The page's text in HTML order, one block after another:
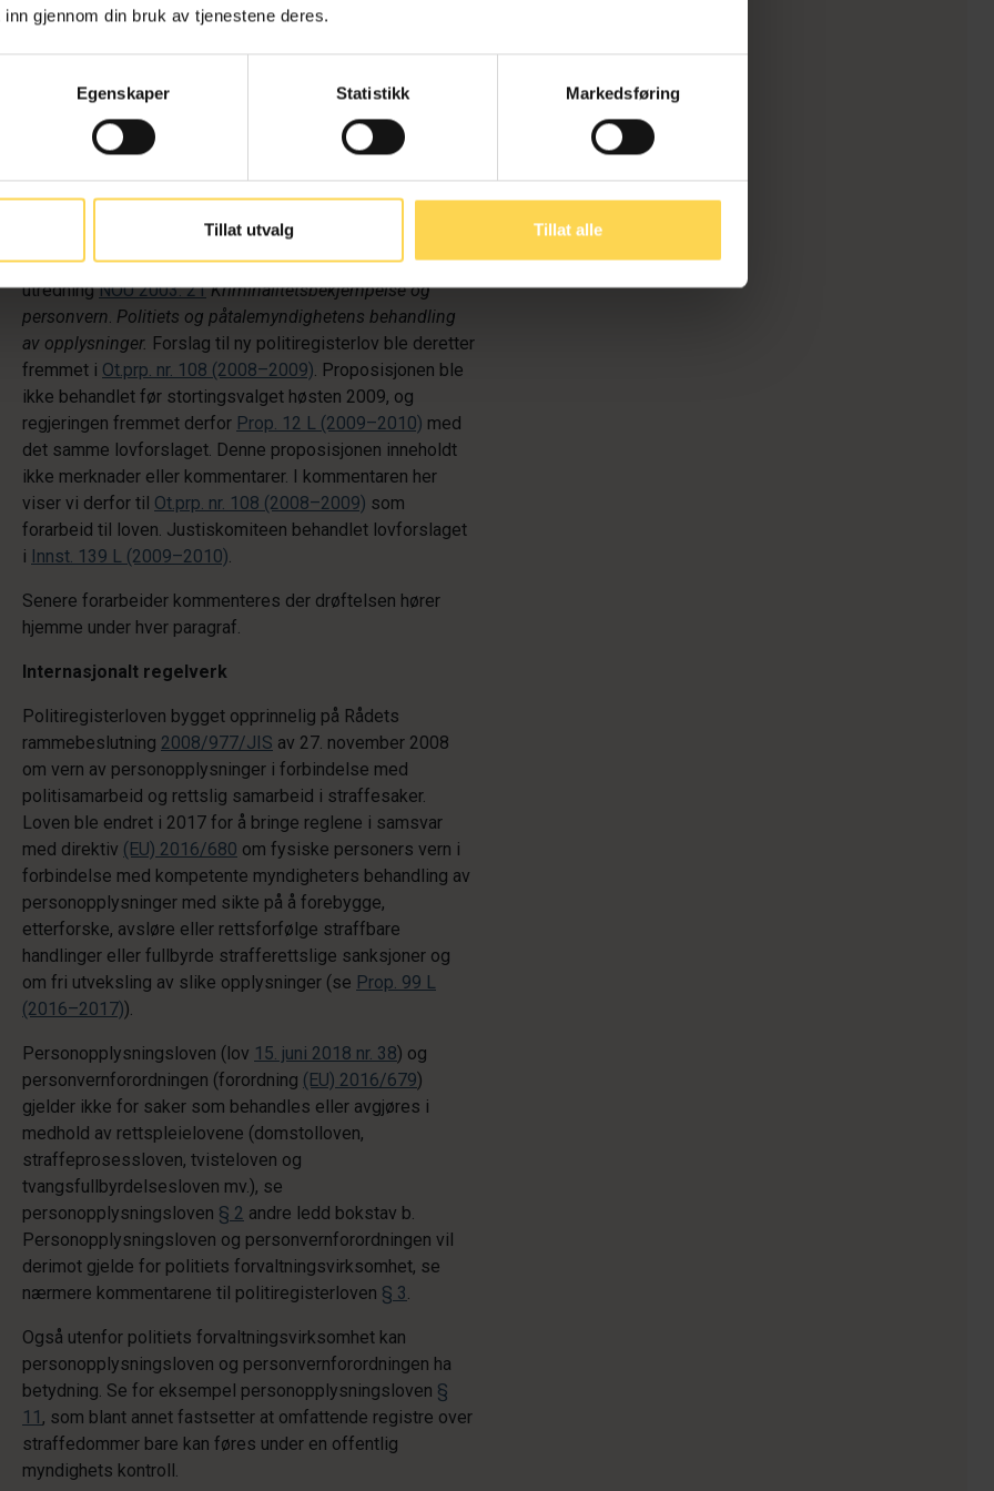
gjennom din bruk av tjenestene deres.
Egenskaper Statistikk Markedsføring
Tillat utvalg Tillat alle
strafferegistrering. Videre ble regler om taushetsplikt og
taushetsplikt ble endret for å tilpasse den til
politiregisterloven. Politiregisterloven førte også til en
rekke endringer i andre lover, som det fører for langt å gå
inn på her.
Loven ble forberedt av et offentlig utvalg, som fremla sin
utredningNOU 2003: 21 Kriminalitetsbekjempelse og
personvern. Politiets og påtalemyndighetens behandling
av opplysninger. Forslag til ny politiregisterlov ble deretter
fremmet i Ot.prp. nr. 108 (2008–2009). Proposisjonen ble
ikke behandlet før stortingsvalget høsten 2009, og
regjeringen fremmet derfor Prop. 12 L (2009–2010) med
det samme lovforslaget. Denne proposisjonen inneholdt
ikke merknader eller kommentarer. I kommentaren her
viser vi derfor til Ot.prp. nr. 108 (2008–2009) som
forarbeid til loven. Justiskomiteen behandlet lovforslaget
i Innst. 139 L (2009–2010).
Senere forarbeider kommenteres der drøftelsen hører
hjemme under hver paragraf.
Internasjonalt regelverk
Politiregisterloven bygget opprinnelig på Rådets
rammebeslutning 2008/977/JIS av 27. november 2008
om vern av personopplysninger i forbindelse med
politisamarbeid og rettslig samarbeid i straffesaker.
Loven ble endret i 2017 for å bringe reglene i samsvar
med direktiv (EU) 2016/680 om fysiske personers vern i
forbindelse med kompetente myndigheters behandling av
personopplysninger med sikte på å forebygge,
etterforske, avsløre eller rettsforfølge straffbare
handlinger eller fullbyrde strafferettslige sanksjoner og
om fri utveksling av slike opplysninger (se Prop. 99 L
(2016–2017)).
Personopplysningsloven (lov 15. juni 2018 nr. 38) og
personvernforordningen (forordning (EU) 2016/679)
gjelder ikke for saker som behandles eller avgjøres i
medhold av rettspleielovene (domstolloven,
straffeprosessloven, tvisteloven og
tvangsfullbyrdelsesloven mv.), se
personopplysningsloven § 2 andre ledd bokstav b.
Personopplysningsloven og personvernforordningen vil
derimot gjelde for politiets forvaltningsvirksomhet, se
nærmere kommentarene til politiregisterloven § 3.
Også utenfor politiets forvaltningsvirksomhet kan
personopplysningsloven og personvernforordningen ha
betydning. Se for eksempel personopplysningsloven §
11 , som blant annet fastsetter at omfattende registre over
straffedommer bare kan føres under en offentlig
myndighets kontroll.